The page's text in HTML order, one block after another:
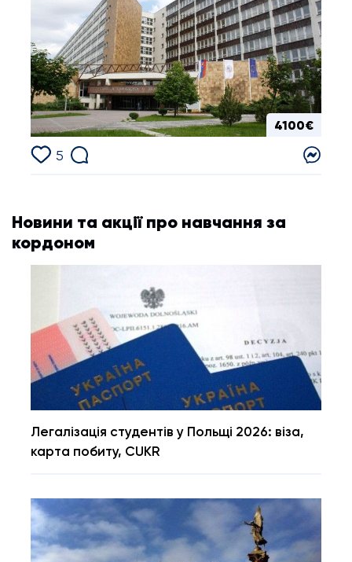
4100€
5
Новини та акції про навчання за
кордоном
Легалізація студентів у Польщі 2026: віза,
карта побиту, CUKR